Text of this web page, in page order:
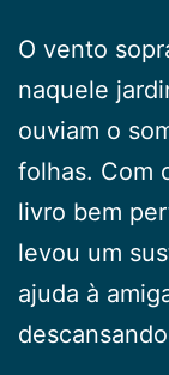
O vento
naquele
ouviam o
folhas. Com
livro bem
levou um
ajuda à